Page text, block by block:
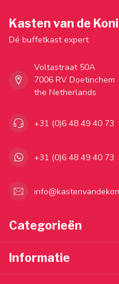
Kasten van de
Dé buffetkast expert
Voltastraat 50A
7006 RV Doetinchem
the Netherlands
+31 (0)6 48 49 40 73
+31 (0)6 48 49 40 73
Categorieën
Informatie